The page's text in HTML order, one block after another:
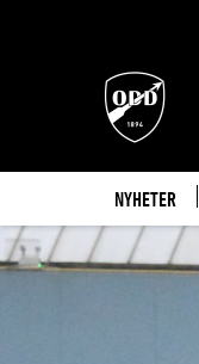
NYHETER